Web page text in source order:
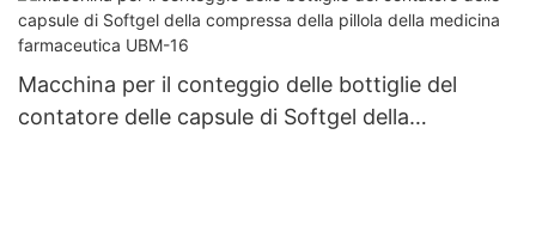
farmaceutica UBM-8
Macchina per il conteggio delle bottiglie del
contatore delle capsule di Softgel della